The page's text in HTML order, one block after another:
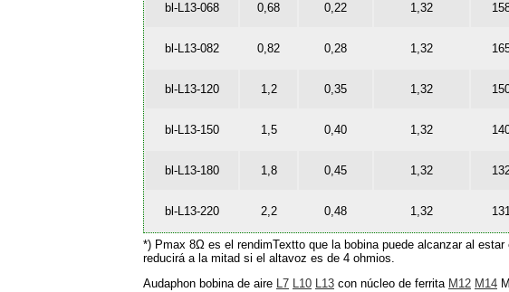
bl-L13-068 0,68 0,22 1,32
bl-L13-082 0,82 0,28 1,32
bl-L13-120 1,2 0,35 1,32
bl-L13-150 1,5 0,40 1,32
bl-L13-180 1,8 0,45 1,32
bl-L13-220 2,2 0,48 1,32
*) Pmax 8Ω es el rendimTextto que la bobina puede alcanzar al
reducirá a la mitad si el altavoz es de 4 ohmios.
Audaphon bobina de aire L7 L10 L13 con núcleo de ferrita M12 M14